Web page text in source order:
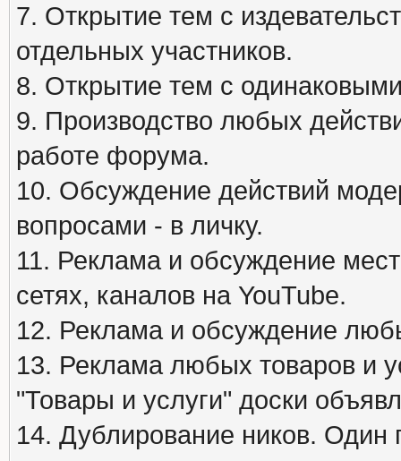
7. Открытие тем с
отдельных участников.
8. Открытие тем с
9. Производство любых
работе форума.
10. Обсуждение действий
вопросами - в личку.
11. Реклама и обсуждение
сетях, каналов на YouTube.
12. Реклама и обсуждение
13. Реклама любых товаров и
"Товары и услуги" доски
14. Дублирование ников. Один